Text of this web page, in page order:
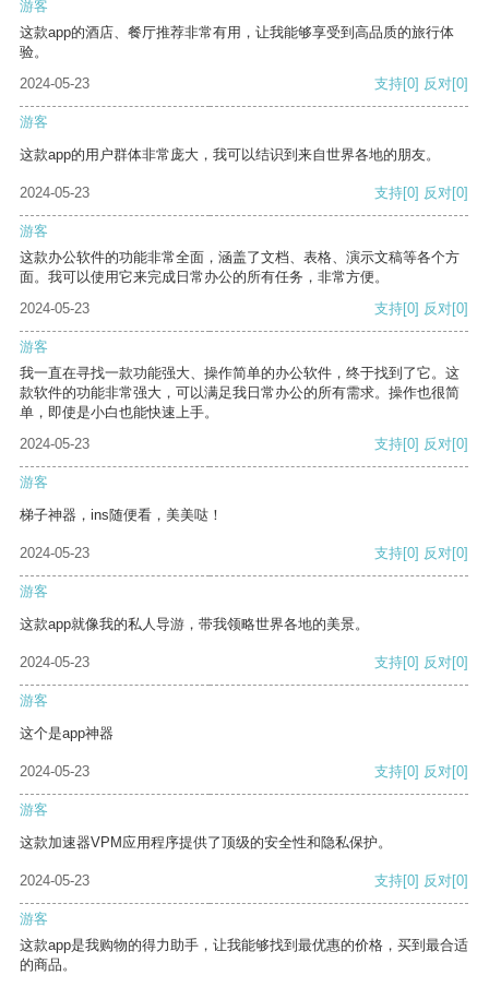
游客
这款app的酒店、餐厅推荐非常有用，让我能够享受到高品质的旅行体
验。
2024-05-23
支持[0] 反对[0]
游客
这款app的用户群体非常庞大，我可以结识到来自世界各地的朋友。
2024-05-23 支持[0] 反对[0]
游客
这款办公软件的功能非常全面，涵盖了文档、表格、演示文稿等各个方
面。我可以使用它来完成日常办公的所有任务，非常方便。
2024-05-23
支持[0] 反对[0]
游客
我一直在寻找一款功能强大、操作简单的办公软件，终于找到了它。这
款软件的功能非常强大，可以满足我日常办公的所有需求。操作也很简
单，即使是小白也能快速上手。
2024-05-23
支持[0] 反对[0]
游客
梯子神器，ins随便看，美美哒！
2024-05-23 支持[0] 反对[0]
游客
这款app就像我的私人导游，带我领略世界各地的美景。
2024-05-23 支持[0] 反对[0]
游客
这个是app神器
2024-05-23 支持[0] 反对[0]
游客
这款加速器VPM应用程序提供了顶级的安全性和隐私保护。
2024-05-23 支持[0] 反对[0]
游客
这款app是我购物的得力助手，让我能够找到最优惠的价格，买到最合适
的商品。